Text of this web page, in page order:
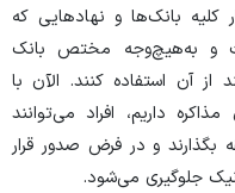
کلیه بانک‌ها و نهادهایی که
و به‌هیچ‌وجه مختص بانک
آن استفاده کنند. الآن با
داریم، افراد می‌توانند
بگذارند و در فرض صدور قرار
جلوگیری می‌شود.